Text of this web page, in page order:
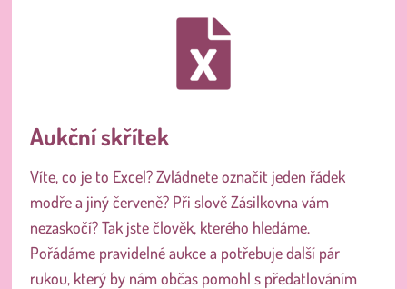
Aukční skřítek
Víte, co je to Excel? Zvládnete označit jeden řádek
modře a jiný červeně? Při slově Zásilkovna vám
nezaskočí? Tak jste člověk, kterého hledáme.
Pořádáme pravidelné aukce a potřebuje další pár
rukou, který by nám občas pomohl s předatlováním